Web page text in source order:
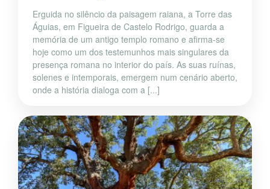
Erguida no silêncio da paisagem raiana, a Torre das
Águias, em Figueira de Castelo Rodrigo, guarda a
memória de um antigo templo romano e afirma-se
hoje como um dos testemunhos mais singulares da
presença romana no interior do país. As suas ruínas,
solenes e intemporais, emergem num cenário aberto,
onde a história dialoga com a [...]